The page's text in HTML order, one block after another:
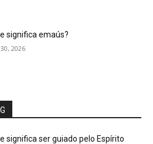
significa emaús?
2026
significa ser guiado pelo Espírito